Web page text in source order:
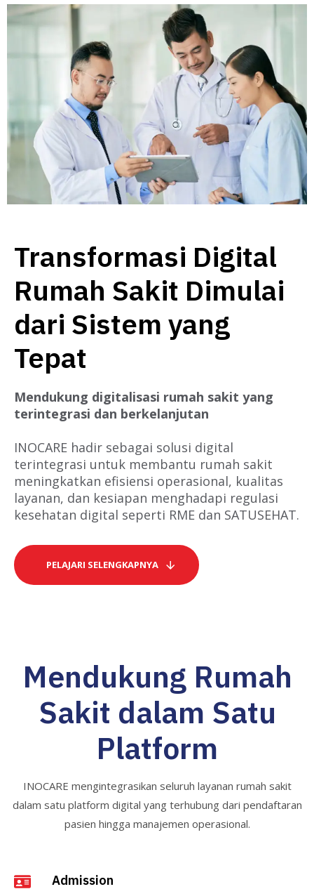
Transformasi Digital
Rumah Sakit Dimulai
dari Sistem yang
Tepat
Mendukung digitalisasi rumah sakit yang
terintegrasi dan berkelanjutan
INOCARE hadir sebagai solusi digital
terintegrasi untuk membantu rumah sakit
meningkatkan efisiensi operasional, kualitas
layanan, dan kesiapan menghadapi regulasi
kesehatan digital seperti RME dan SATUSEHAT.
PELAJARI SELENGKAPNYA
Mendukung Rumah
Sakit dalam Satu
Platform
INOCARE mengintegrasikan seluruh layanan rumah sakit
dalam satu platform digital yang terhubung dari pendaftaran
pasien hingga manajemen operasional.
Admission